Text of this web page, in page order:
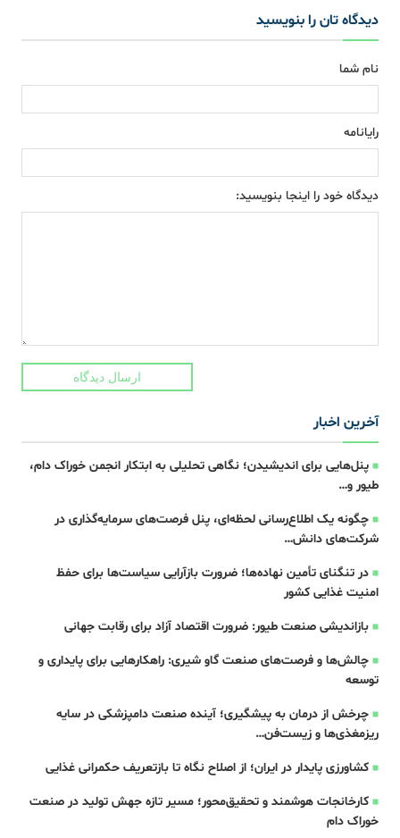
دیدگاه تان را بنویسید
نام شما
رایانامه
دیدگاه خود را اینجا بنویسید:
ارسال دیدگاه
آخرین اخبار
پنل‌هایی برای اندیشیدن؛ نگاهی تحلیلی به ابتکار انجمن خوراک دام،
طیور و…
چگونه یک اطلاع‌رسانی لحظه‌ای، پنل فرصت‌های سرمایه‌گذاری در
شرکت‌های دانش…
در تنگنای تأمین نهاده‌ها؛ ضرورت بازآرایی سیاست‌ها برای حفظ
امنیت غذایی کشور
بازاندیشی صنعت طیور: ضرورت اقتصاد آزاد برای رقابت جهانی
چالش‌ها و فرصت‌های صنعت گاو شیری: راهکارهایی برای پایداری و
توسعه
چرخش از درمان به پیشگیری؛ آینده صنعت دامپزشکی در سایه
ریزمغذی‌ها و زیست‌فن…
کشاورزی پایدار در ایران؛ از اصلاح نگاه تا بازتعریف حکمرانی غذایی
کارخانجات هوشمند و تحقیق‌محور؛ مسیر تازه جهش تولید در صنعت
خوراک دام